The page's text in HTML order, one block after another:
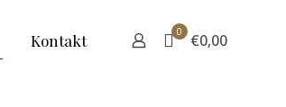
Kontakt 0 €0,00